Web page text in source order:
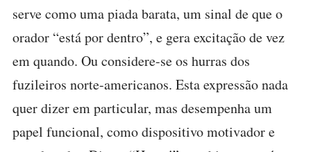
serve como uma piada barata, um sinal de que o
orador “está por dentro”, e gera excitação de vez
em quando. Ou considere-se os hurras dos
fuzileiros norte-americanos. Esta expressão nada
quer dizer em particular, mas desempenha um
papel funcional, como dispositivo motivador e